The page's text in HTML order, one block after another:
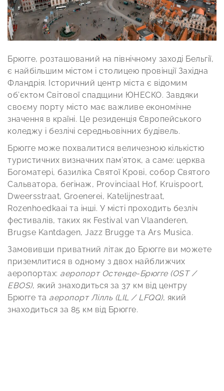
Брюгге, розташований на північному заході Бельгії,
є найбільшим містом і столицею провінції Західна
Фландрія. Історичний центр міста є відомим
об’єктом Світової спадщини ЮНЕСКО. Завдяки
своєму порту місто має важливе економічне
значення в країні. Це резиденція Європейського
коледжу і безлічі середньовічних будівель.
Брюгге може похвалитися величезною кількістю
туристичних визначних пам’яток, а саме: церква
Богоматері, базиліка Святої Крові, собор Святого
Сальватора, бегінаж, Provinciaal Hof, Kruispoort,
Dweersstraat, Groenerei, Katelijnestraat,
Rozenhoedkaai та інші. У місті проходить безліч
фестивалів, таких як Festival van Vlaanderen,
Brugse Kantdagen, Jazz Brugge та Ars Musica.
Замовивши приватний літак до Брюгге ви можете
приземлитися в одному з двох найближчих
аеропортах: аеропорт Остенде-Брюгге (OST /
EBOS), який знаходиться за 37 км від центру
Брюгге та аеропорт Лілль (LIL / LFQQ), який
знаходиться за 85 км від Брюгге.